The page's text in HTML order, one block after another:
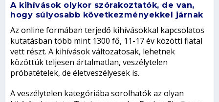
A kihívások olykor szórakoztatók, de van,
hogy súlyosabb következményekkel járnak
Az online formában terjedő kihívásokkal kapcsolatos
kutatásban több mint 1300 fő, 11-17 év közötti fiatal
vett részt. A kihívások változatosak, lehetnek
közöttük teljesen ártalmatlan, veszélytelen
próbatételek, de életveszélyesek is.
A veszélytelen kategóriába sorolhatók az olyan